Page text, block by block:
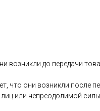
воз­никли до пе­реда­чи
что они воз­никли пос­ле
или неп­ре­одо­лимой си­лы